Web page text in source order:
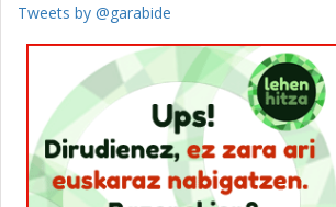
Tweets by @garabide